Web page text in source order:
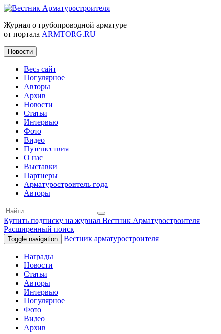
Журнал о трубопроводной арматуре
от портала ARMTORG.RU
Новости
Весь сайт
Популярное
Авторы
Архив
Новости
Статьи
Интервью
Фото
Видео
Путешествия
О нас
Выставки
Партнеры
Арматуростроитель года
Авторы
Купить подписку на журнал Вестник Арматуростроителя
Расширенный поиск
Toggle navigation Вестник арматуростроителя
Награды
Новости
Статьи
Авторы
Интервью
Популярное
Фото
Видео
Архив